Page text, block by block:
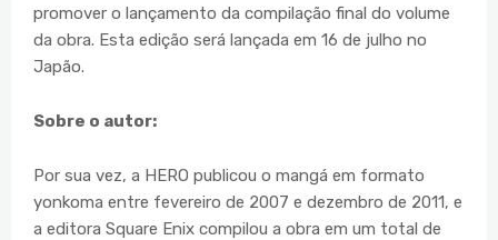
promover o lançamento da compilação final do volume
da obra. Esta edição será lançada em 16 de julho no
Japão.
Sobre o autor:
Por sua vez, a HERO publicou o mangá em formato
yonkoma entre fevereiro de 2007 e dezembro de 2011, e
a editora Square Enix compilou a obra em um total de